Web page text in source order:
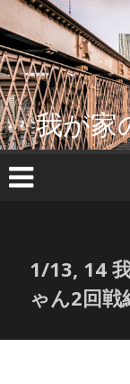
ン
テ
ン
ツ
へ
ス
キ
ッ
我が
1/13, 14
ゃん2回戦